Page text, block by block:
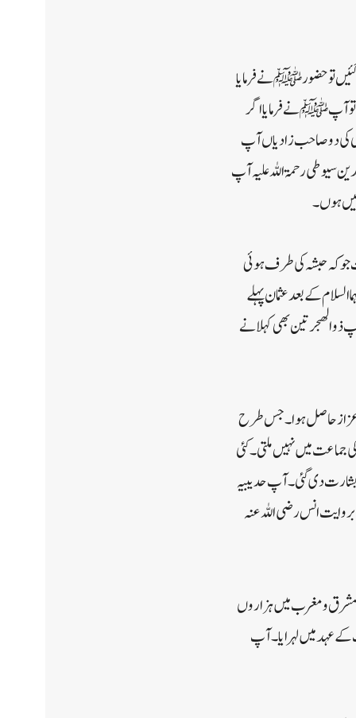
تو حضور ﷺ نے فرمایا
تو آپ ﷺ نے فرمایا اگر
کی دو صاحب زادیاں آپ
سیوطی رحمۃ اللہ علیہ آپ
ہوں ۔
جو کہ حبشہ کی طرف ہوئی
کے بعد عثمان پہلے
الھجرتین بھی کہلانے
حاصل ہوا ۔ جس طرح
میں نہیں ملتی ۔ کئی
دی گئی ۔ آپ حدیبیہ
انس رضی اللہ عنہ
مشرق و مغرب میں ہزاروں
عہد میں لہرایا ۔ آپ